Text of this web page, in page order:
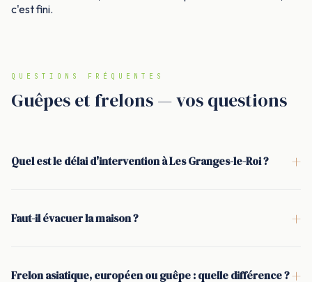
c'est fini.
QUESTIONS FRÉQUENTES
Guêpes et frelons — vos questions
Quel est le délai d'intervention à Les Granges-le-Roi ? +
L'objectif est simple : sécuriser vite, sans précipitation, et
Faut-il évacuer la maison ? +
minutes), avec les fenêtres fermées du côté du nid. Le
Frelon asiatique, européen ou guêpe : quelle différence ?+